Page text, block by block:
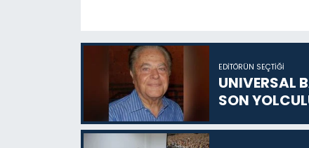
EDITÖRÜN SEÇTIĞI
UNIVERSAL
SON